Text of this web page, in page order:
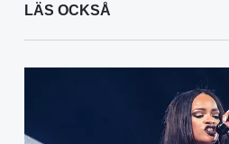
LÄS OCKSÅ